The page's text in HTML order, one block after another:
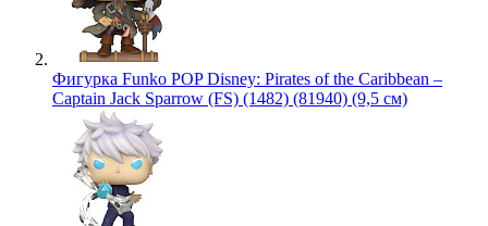
Фигурка Funko POP Disney: Pirates of the Caribbean –
Captain Jack Sparrow (FS) (1482) (81940) (9,5 см)